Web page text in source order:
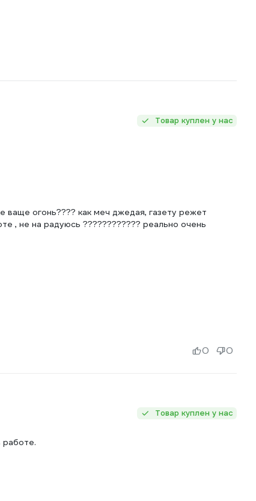
Товар куплен у нас
ваще огонь???? как меч джедая, газету режет
, не на радуюсь ???????????? реально очень
0 0
Товар куплен у нас
работе.